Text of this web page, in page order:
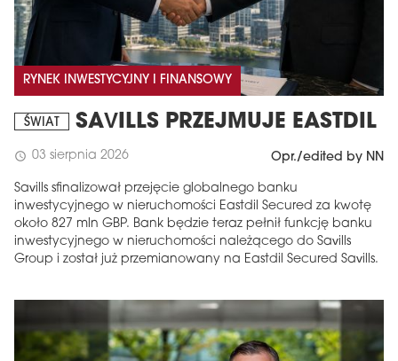
RYNEK INWESTYCYJNY I FINANSOWY
ŚWIAT SAVILLS PRZEJMUJE EASTDIL
schedule 03 sierpnia 2026 Opr./edited by NN
Savills sfinalizował przejęcie globalnego banku
inwestycyjnego w nieruchomości Eastdil Secured za kwotę
około 827 mln GBP. Bank będzie teraz pełnił funkcję banku
inwestycyjnego w nieruchomości należącego do Savills
Group i został już przemianowany na Eastdil Secured Savills.